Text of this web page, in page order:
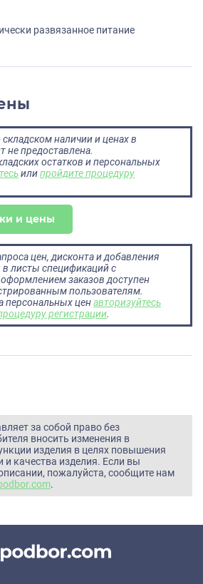
развязанное питание
наличии и ценах в
не предоставлена.
остатков и персональных
илипройдите процедуру
и цены
цен, дисконта и добавления
листы спецификаций с
заказов доступен
пользователям.
персональных ценавторизуйтесь
регистрации.
за собой право без
вносить изменения в
изделия в целях повышения
и качества изделия. Если вы
пожалуйста, сообщите нам
.